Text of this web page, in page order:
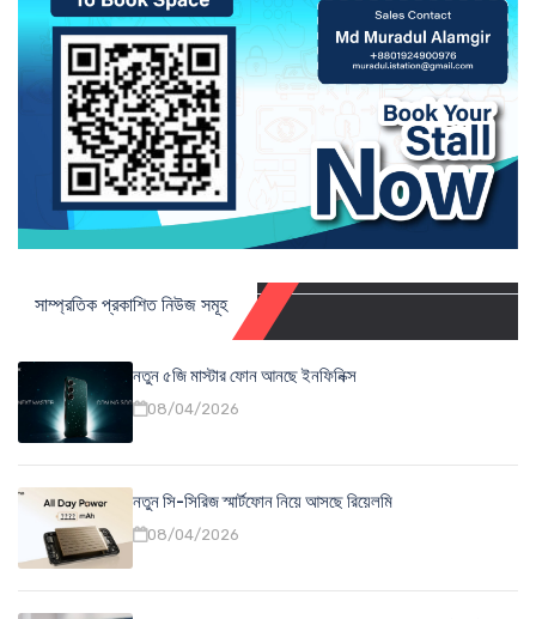
সাম্প্রতিক প্রকাশিত নিউজ সমূহ
নতুন ৫জি মাস্টার ফোন আনছে ইনফিনিক্স
08/04/2026
নতুন সি-সিরিজ স্মার্টফোন নিয়ে আসছে রিয়েলমি
08/04/2026